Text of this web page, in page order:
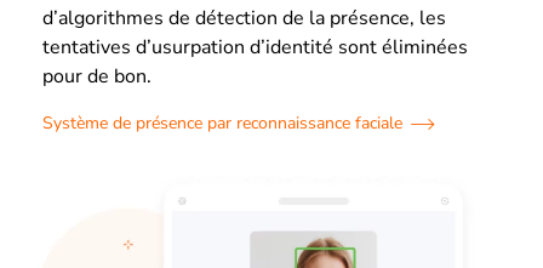
d’algorithmes de détection de la présence, les
tentatives d’usurpation d’identité sont éliminées
pour de bon.
Système de présence par reconnaissance faciale